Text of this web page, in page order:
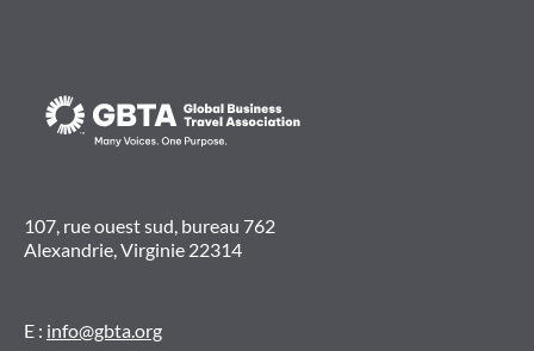
107, rue ouest sud, bureau 762
Alexandrie, Virginie 22314
E : info@gbta.org